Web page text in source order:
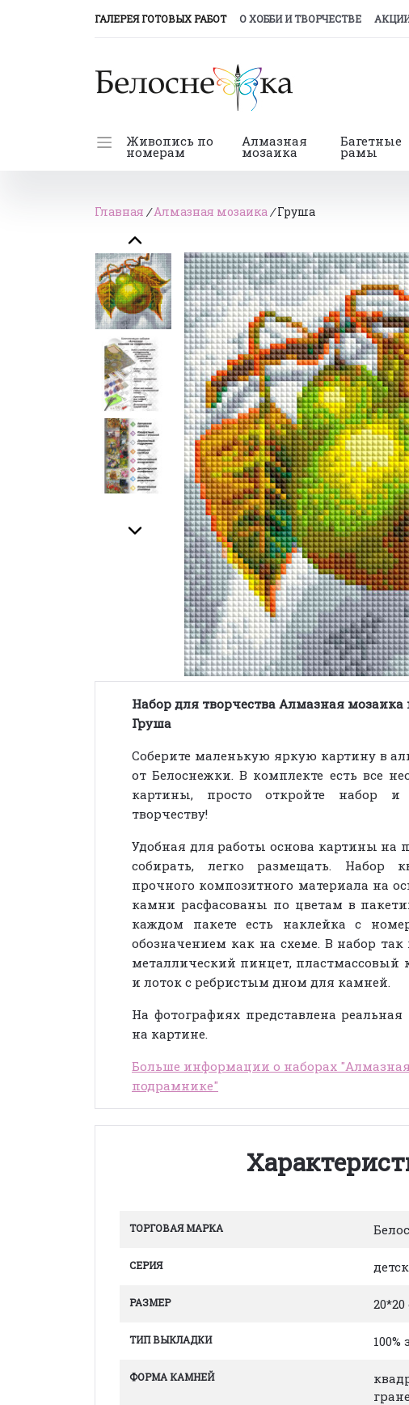
ГАЛЕРЕЯ ГОТОВЫХ РАБОТ(CURRENT)
О ХОББИ И ТВОРЧЕСТВЕ
Живопись по
номерам
Алмазная
мозаика
Багетные
рамы
Главная /Алмазная мозаика/Груша
Набор для творчества Алмазная мозаика
Груша
Соберите маленькую яркую картину в
от Белоснежки. В комплекте есть все
картины, просто откройте набор
творчеству!
Удобная для работы основа картины на
собирать, легко размещать. Набор
прочного композитного материала на
камни расфасованы по цветам в
каждом пакете есть наклейка с
обозначением как на схеме. В набор
металлический пинцет, пластмассовый
и лоток с ребристым дном для камней.
На фотографиях представлена
на картине.
Больше информации о наборах
подрамнике"
ТОРГОВАЯ МАРКА
СЕРИЯ
РАЗМЕР
ТИП ВЫКЛАДКИ
ФОРМА КАМНЕЙ